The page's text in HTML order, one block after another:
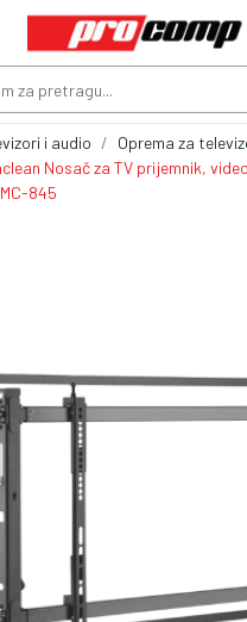
i audio Oprema za
Nosač za TV prijemnik,
845